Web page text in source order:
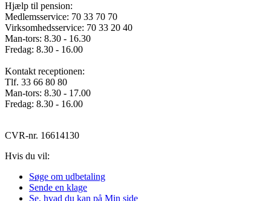
Hjælp til pension:
Medlemsservice: 70 33 70 70
Virksomhedsservice: 70 33 20 40
Man-tors: 8.30 - 16.30
Fredag: 8.30 - 16.00
Kontakt receptionen:
Tlf. 33 66 80 80
Man-tors: 8.30 - 17.00
Fredag: 8.30 - 16.00
CVR-nr. 16614130
Hvis du vil:
Søge om udbetaling
Sende en klage
Se, hvad du kan på Min side